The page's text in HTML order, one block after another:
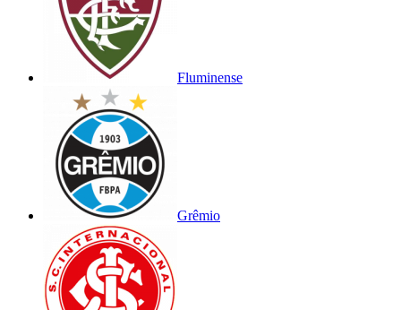
Fluminense
Grêmio